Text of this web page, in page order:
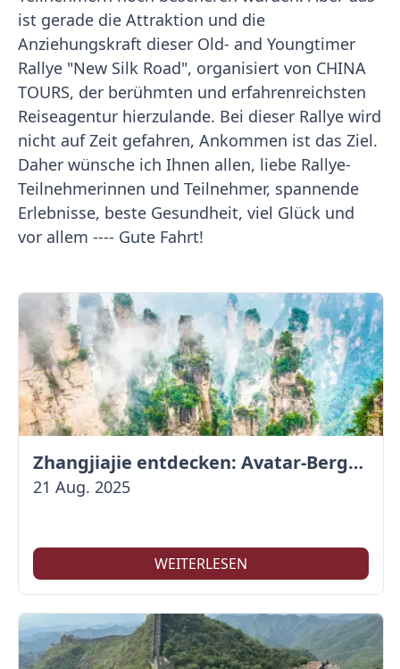
ist gerade die Attraktion und die
Anziehungskraft dieser Old- and Youngtimer
Rallye "New Silk Road", organisiert von CHINA
TOURS, der berühmten und erfahrenreichsten
Reiseagentur hierzulande. Bei dieser Rallye wird
nicht auf Zeit gefahren, Ankommen ist das Ziel.
Daher wünsche ich Ihnen allen, liebe Rallye-
Teilnehmerinnen und Teilnehmer, spannende
Erlebnisse, beste Gesundheit, viel Glück und
vor allem ---- Gute Fahrt!
Zhangjiajie entdecken: Avatar-Berge & Altstadt von Fenghuang
21 Aug. 2025
WEITERLESEN